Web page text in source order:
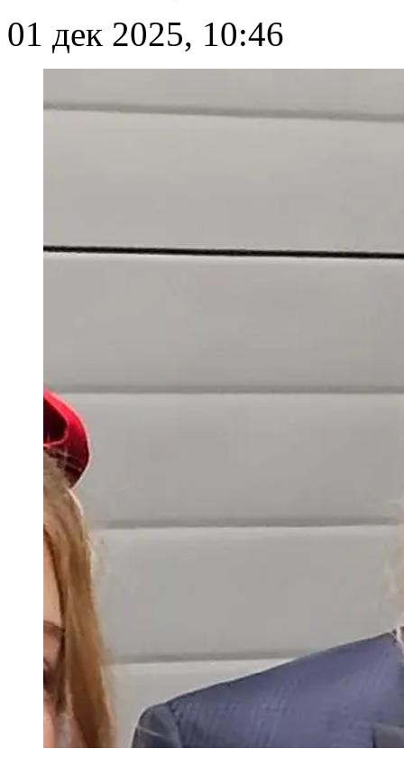
01 дек 2025, 10:46